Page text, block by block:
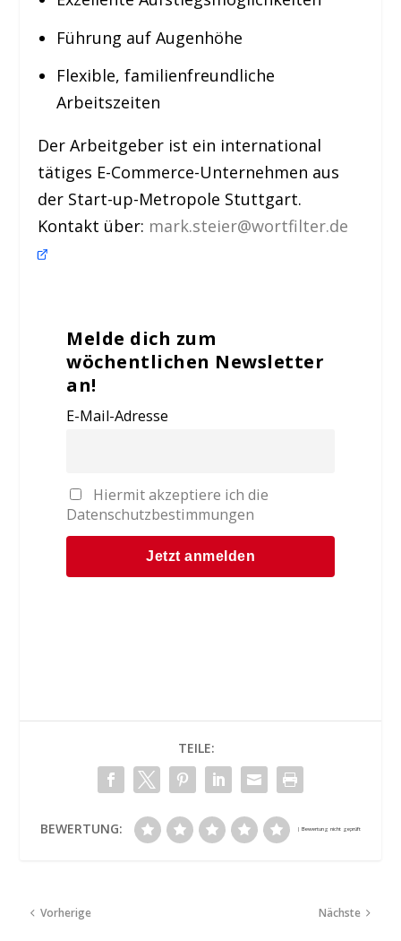
Führung auf Augenhöhe
Flexible, familienfreundliche
Arbeitszeiten
Der Arbeitgeber ist ein international
tätiges E-Commerce-Unternehmen aus
der Start-up-Metropole Stuttgart.
Kontakt über: mark.steier@wortfilter.de
Melde dich zum
wöchentlichen Newsletter
an!
E-Mail-Adresse
Hiermit akzeptiere ich die
Datenschutzbestimmungen
TEILE:
BEWERTUNG:
Vorherige Nächste